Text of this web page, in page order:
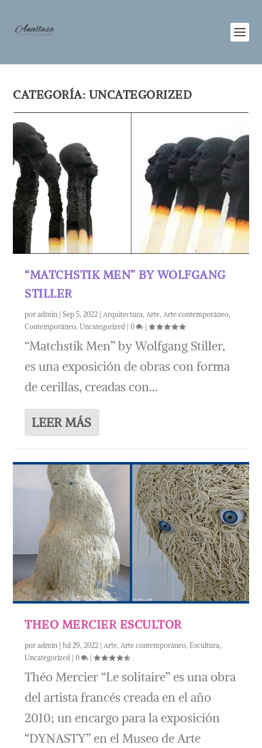
CATEGORÍA: UNCATEGORIZED
“MATCHSTIK MEN” BY WOLFGANG
STILLER
poradmin |Sep 5, 2022 Arquitectura, Arte, Arte contemporáneo,
Contemporáneo,Uncategorized |0 |
“Matchstik Men” by Wolfgang Stiller,
es una exposición de obras con forma
de cerillas, creadas con...
LEER MÁS
THEO MERCIER ESCULTOR
poradmin |Jul 29, 2022 | Arte, Arte contemporáneo,Escultura,
Uncategorized |0 |
Théo Mercier “Le solitaire” es una obra
del artista francés creada en el año
2010; un encargo para la exposición
“DYNASTY” en el Museo de Arte